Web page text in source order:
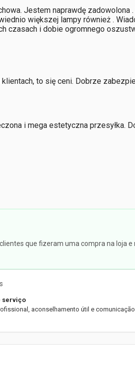
Jestem naprawdę
większej lampy również .
czasach i dobie ogromnego
to się ceni. Dobrze
i mega estetyczna przesyłka.
que fizeram uma compra na loja
serviço
aconselhamento útil e comunicação